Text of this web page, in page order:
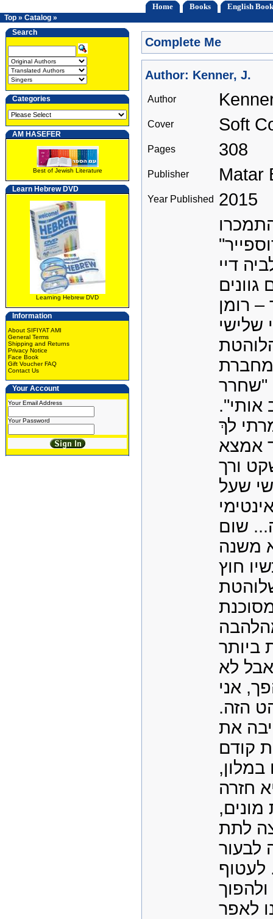
Home Books English
Top » Catalog »
Search
Categories
AM HASEFER
Best of Jewish Literature
Learn Hebrew DVD
Learning Hebrew DVD
Information
About SIFIYAT AMI
General Terms
Shipping and Returns
Privacy Notice
Face Book
Gift Voucher FAQ
Contact Us
Your Account
Your Email Address
Your Password
Complete Me
Author: Kenner, J.
Author
Cover Soft
Pages 308
Publisher Matar
Year Published
2015
דיי
גוונים
רומן
שלישי
"שחרר
אותי".
לךְ
אמצא
ורך
שעל
שום
משנה
חוץ
ביותר
לא
אני
הזה.
את
קודם
במלון,
חזרה
לתת
לבעור
לעטוף
לאפר